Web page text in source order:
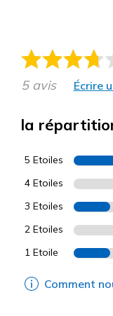
5 avis Écrire
la
5 Etoiles
4 Etoiles
3 Etoiles
2 Etoiles
1 Etoile
Comment